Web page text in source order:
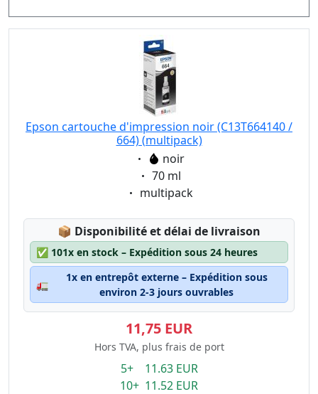
Epson cartouche d'impression noir (C13T664140 /
664) (multipack)
Eigenschaft:
noir
Eigenschaft:
70 ml
Eigenschaft:
multipack
📦 Lagerstatus:
Disponibilité et délai de livraison
✅ 101x en stock – Expédition sous 24 heures
🚛
1x en entrepôt externe – Expédition sous
environ 2-3 jours ouvrables
11,75 EUR
Hors TVA, plus frais de port
5+ 11.63 EUR
10+ 11.52 EUR